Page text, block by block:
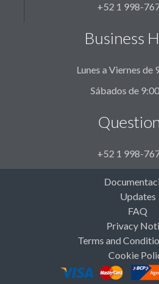
+52 1 998-
Business
Lunes a Viernes de
Sábados de
+52 1 998-
Updates
FAQ
Privacy
Terms and
Cookie